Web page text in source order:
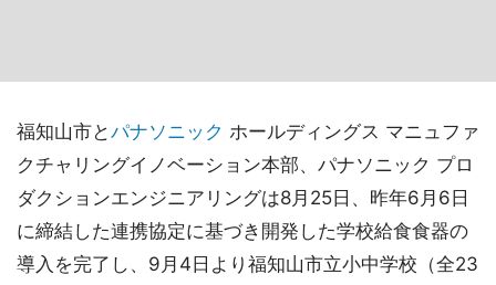
福知山市とパナソニック ホールディングス マニュファ
クチャリングイノベーション本部、パナソニック プロ
ダクションエンジニアリングは8月25日、昨年6月6日
に締結した連携協定に基づき開発した学校給食食器の
導入を完了し、9月4日より福知山市立小中学校（全23